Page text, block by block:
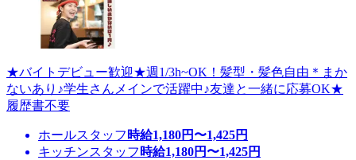
★バイトデビュー歓迎★週1/3h~OK！髪型・髪色自由＊まか
ないあり♪学生さんメインで活躍中♪友達と一緒に応募OK★
履歴書不要
ホールスタッフ 時給1,180円〜1,425円
キッチンスタッフ 時給1,180円〜1,425円